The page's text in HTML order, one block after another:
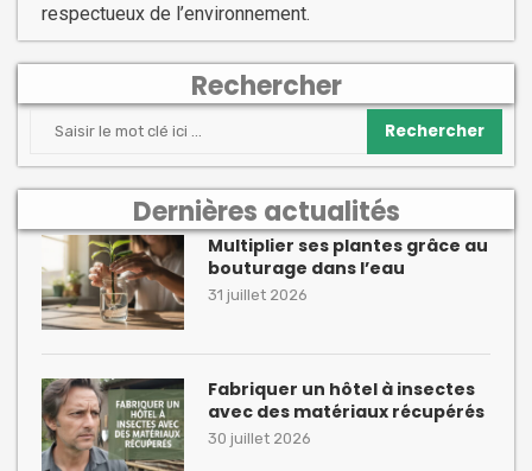
respectueux de l’environnement.
Rechercher
Rechercher
Dernières actualités
Multiplier ses plantes grâce au
bouturage dans l’eau
31 juillet 2026
Fabriquer un hôtel à insectes
avec des matériaux récupérés
30 juillet 2026